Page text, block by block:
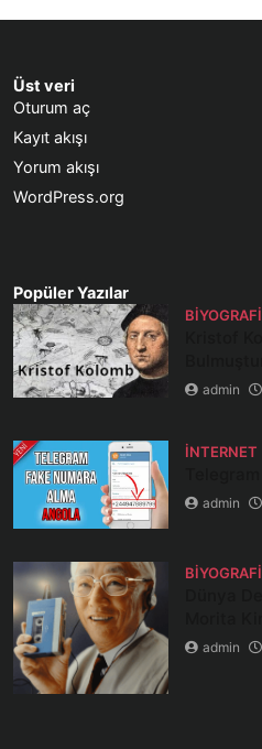
Üst veri
Oturum aç
Kayıt akışı
Yorum akışı
WordPress.org
Popüler Yazılar
BIYOGRAFI
admin
İNTERNET
admin
BIYOGRAFI
admin